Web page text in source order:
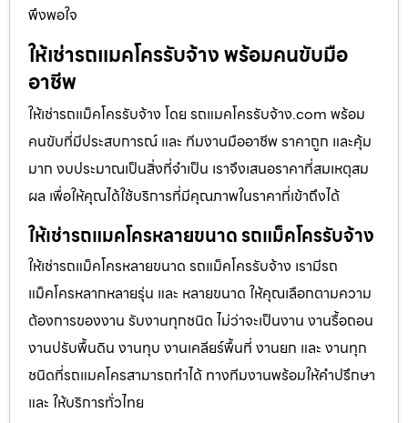
พึงพอใจ
ให้เช่ารถแมคโครรับจ้าง พร้อมคนขับมือ
อาชีพ
ให้เช่ารถแม็คโครรับจ้าง โดย รถแมคโครรับจ้าง.com พร้อม
คนขับที่มีประสบการณ์ และ ทีมงานมืออาชีพ ราคาถูก และคุ้ม
มาก งบประมาณเป็นสิ่งที่จำเป็น เราจึงเสนอราคาที่สมเหตุสม
ผล เพื่อให้คุณได้ใช้บริการที่มีคุณภาพในราคาที่เข้าถึงได้
ให้เช่ารถแมคโครหลายขนาด รถแม็คโครรับจ้าง
ให้เช่ารถแม็คโครหลายขนาด รถแม็คโครรับจ้าง เรามีรถ
แม็คโครหลากหลายรุ่น และ หลายขนาด ให้คุณเลือกตามความ
ต้องการของงาน รับงานทุกชนิด ไม่ว่าจะเป็นงาน งานรื้อถอน
งานปรับพื้นดิน งานทุบ งานเคลียร์พื้นที่ งานยก และ งานทุก
ชนิดที่รถแมคโครสามารถทำได้ ทางทีมงานพร้อมให้คำปรึกษา
และ ให้บริการทั่วไทย